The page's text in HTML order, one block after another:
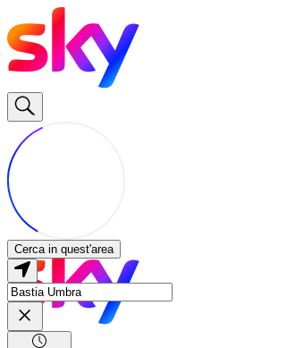
Cerca in quest'area